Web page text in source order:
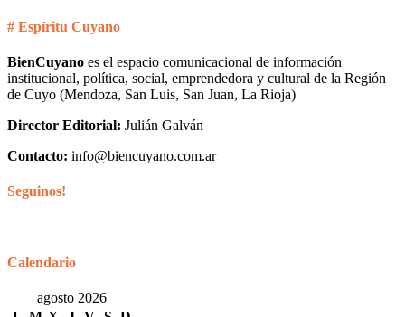
# Espíritu Cuyano
BienCuyano es el espacio comunicacional de información
institucional, política, social, emprendedora y cultural de la Región
de Cuyo (Mendoza, San Luis, San Juan, La Rioja)
Director Editorial: Julián Galván
Contacto: info@biencuyano.com.ar
Seguinos!
Calendario
agosto 2026